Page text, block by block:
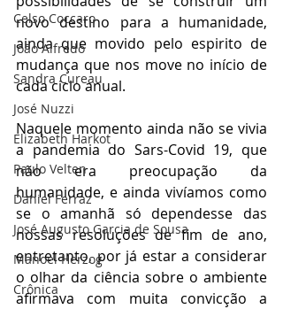
Celso Coccaro
João Alfredo
Sandra Cureau
José Nuzzi
Elizabeth Harkot
Paulo Velten
Daniel Ferraz
José Augusto Garcia de Sousa
Manoel Herzog
Crônica
novo destino para a humanidade,
ainda que movido pelo espirito de
mudança que nos move no início de
cada ciclo anual.
Naquele momento ainda não se vivia
a pandemia do Sars-Covid 19, que
não era preocupação da
humanidade, e ainda vivíamos como
se o amanhã só dependesse das
nossas resoluções de fim de ano,
entretanto, por já estar a considerar
o olhar da ciência sobre o ambiente
afirmava com muita convicção a